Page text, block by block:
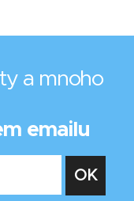
a mnoho
emailu